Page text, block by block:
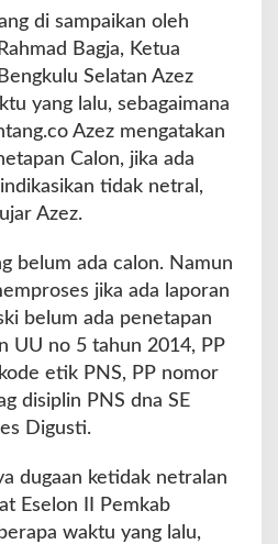
di sampaikan oleh
Bagja, Ketua
Selatan Azez
yang lalu, sebagaimana
Azez mengatakan
Calon, jika ada
tidak netral,
Azez.
belum ada calon. Namun
jika ada laporan
belum ada penetapan
UU no 5 tahun 2014, PP
etik PNS, PP nomor
disiplin PNS dna SE
Digusti.
dugaan ketidak netralan
Eselon II Pemkab
waktu yang lalu,